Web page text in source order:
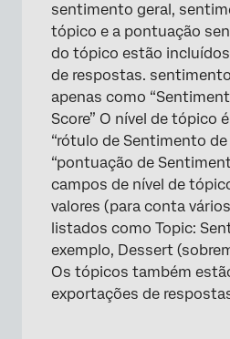
sentimento geral,
tópico e a pontuação
do tópico estão
de respostas.
apenas como
Score” O nível de tópico
“rótulo de Sentimento
“pontuação de
campos de nível de
valores (para conta
listados como Topic:
exemplo, Dessert
Os tópicos também
exportações de